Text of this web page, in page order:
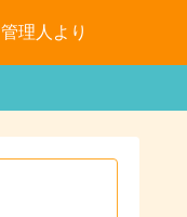
管理人より